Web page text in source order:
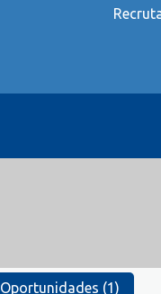
Oportunidades (1)